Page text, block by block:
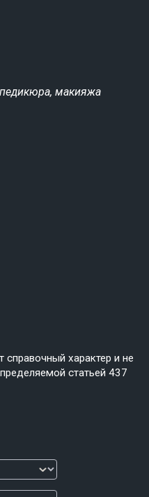
макияжа
справочный характер и не
статьей 437